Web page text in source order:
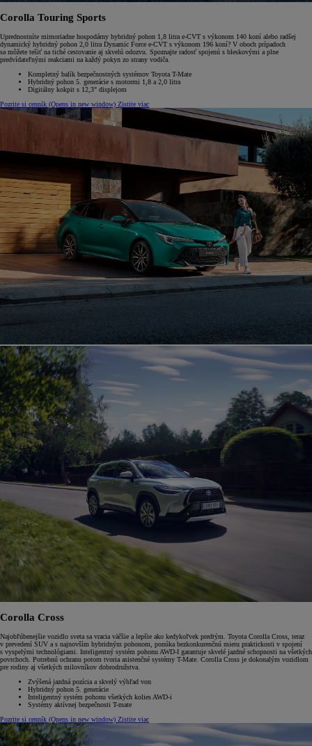
Corolla Touring Sports
Uprednostníte mimoriadne hospodárny hybridný pohon 1,8 litra e-CVT s výkonom 140 koní alebo radšej
dynamický hybridný pohon 2,0 litra Dynamic Force e-CVT s výkonom 196 koní? V oboch prípadoch
sa môžete tešiť na tiché cestovanie aj skvelú odozvu. Spoznajte radosť spojenú s bleskovými a plne
predvídateľnými reakciami na každý pokyn zo strany vodiča.
Kompletný balík bezpečnostných systémov Toyota T-Mate
Hybridný pohon 5. generácie s motormi 1,8 a 2,0 litra
Digitálny kokpit s 12,3" displejom
Pozrite si cenník (Opens in new window) Zistite viac
Corolla Cross
Najobľúbenejšie vozidlo sveta sa vracia väčšie a lepšie ako kedykoľvek predtým. Toyota Corolla Cross, teraz
v prevedení SUV a s najnovším hybridným pohonom, ponúka bezkonkurenčnú mieru praktickosti v spojení
s vyspelými technológiami. Inteligentný systém pohonu AWD-I garantuje skvelé jazdné schopnosti na všetkých
povrchoch. Potrebnú ochranu potom tvoria asistenčné systémy T-Mate. Corolla Cross je dokonalým vozidlom
pre rodiny aj všetkých milovníkov dobrodružstva.
Zvýšená jazdná pozícia a skvelý výhľad von
Hybridný pohon 5. generácie
Inteligentný systém pohonu všetkých kolies AWD-i
Systémy aktívnej bezpečnosti T-mate
Pozrite si cenník (Opens in new window) Zistite viac